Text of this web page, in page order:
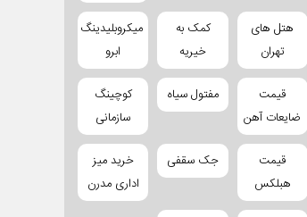
هتل های
تهران
کمک به
خیریه
میکروبلیدینگ
ابرو
قیمت
ضایعات آهن
مفتول سیاه
کوچینگ
سازمانی
قیمت
هبلکس
جک سقفی
خرید میز
اداری مدرن